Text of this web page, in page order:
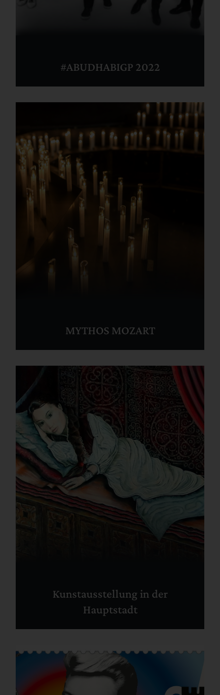
#ABUDHABIGP 2022
MYTHOS MOZART
Kunstausstellung in der
Hauptstadt